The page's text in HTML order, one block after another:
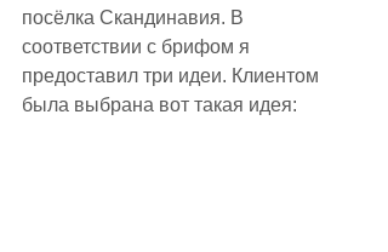
посёлка Скандинавия. В
соответствии с брифом я
предоставил три идеи. Клиентом
была выбрана вот такая идея: